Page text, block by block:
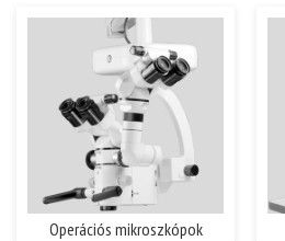
Operációs mikroszkópok